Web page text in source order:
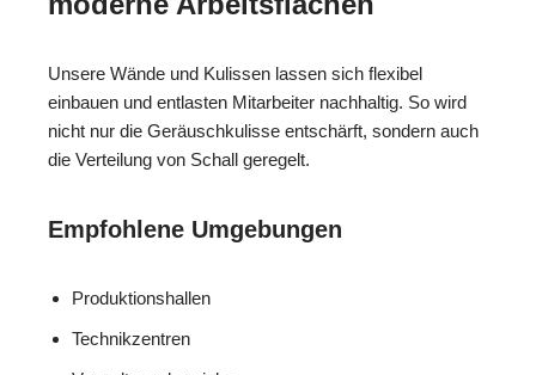
Unsere Wände und Kulissen lassen sich flexibel
einbauen und entlasten Mitarbeiter nachhaltig. So wird
nicht nur die Geräuschkulisse entschärft, sondern auch
die Verteilung von Schall geregelt.
Empfohlene Umgebungen
Produktionshallen
Technikzentren